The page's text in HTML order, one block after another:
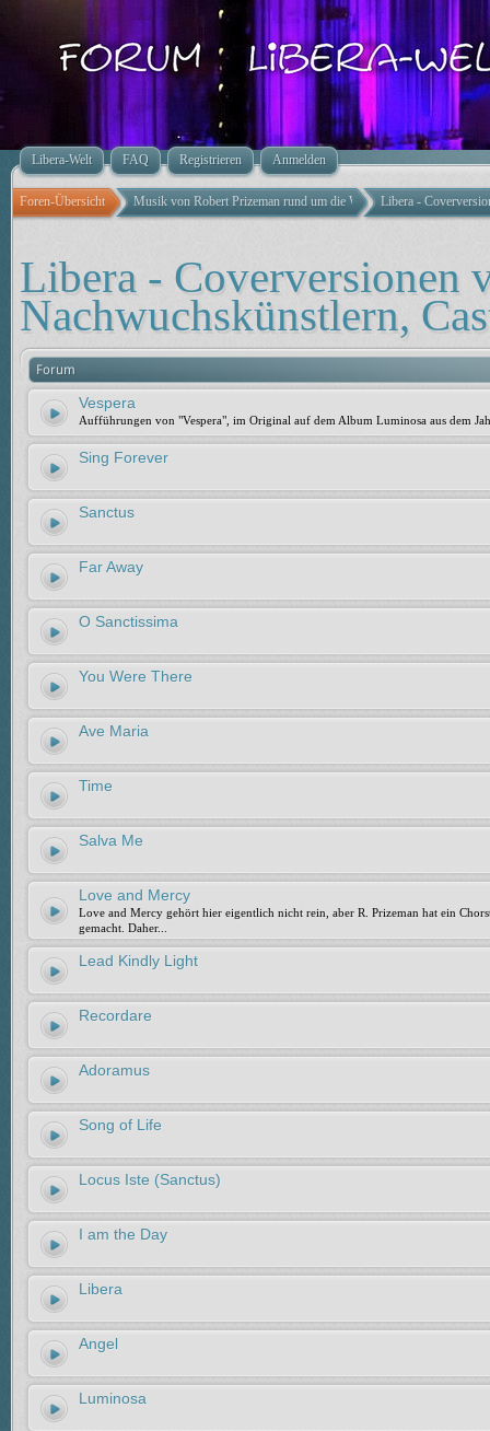
Libera-Welt FAQ Registrieren Anmelden
Foren-Übersicht Musik von Robert Prizeman rund um die Welt Libera -
Libera - Coverversionen
Nachwuchskünstlern,
Forum
Vespera
Aufführungen von "Vespera", im Original auf dem Album Luminosa aus dem
Sing Forever
Sanctus
Far Away
O Sanctissima
You Were There
Ave Maria
Time
Salva Me
Love and Mercy
Love and Mercy gehört hier eigentlich nicht rein, aber R. Prizeman hat ein
gemacht. Daher...
Lead Kindly Light
Recordare
Adoramus
Song of Life
Locus Iste (Sanctus)
I am the Day
Libera
Angel
Luminosa